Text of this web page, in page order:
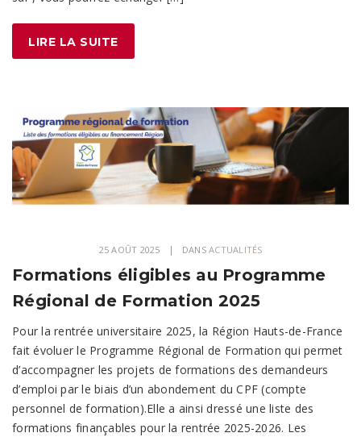
LIRE LA SUITE
25 AOÛT 2025 DANS ACTUALITÉS
Formations éligibles au Programme
Régional de Formation 2025
Pour la rentrée universitaire 2025, la Région Hauts-de-France
fait évoluer le Programme Régional de Formation qui permet
d’accompagner les projets de formations des demandeurs
d’emploi par le biais d’un abondement du CPF (compte
personnel de formation).Elle a ainsi dressé une liste des
formations finançables pour la rentrée 2025-2026. Les